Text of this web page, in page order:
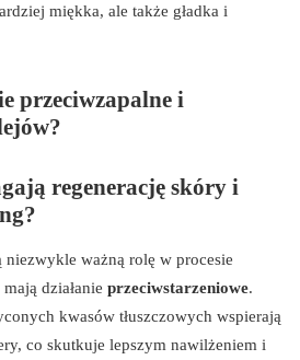
miękka, ale także gładka i
przeciwzapalne i
regenerację skóry i
niezwykle ważną rolę w procesie
działanie przeciwstarzeniowe.
kwasów tłuszczowych wspierają
co skutkuje lepszym nawilżeniem i